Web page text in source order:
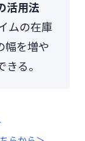
活用法
ムの在庫
幅を増や
る。